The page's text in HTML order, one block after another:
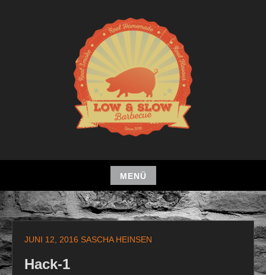
MENÜ
Zum
Inhalt
JUNI 12, 2016 SASCHA HEINSEN
Hack-1